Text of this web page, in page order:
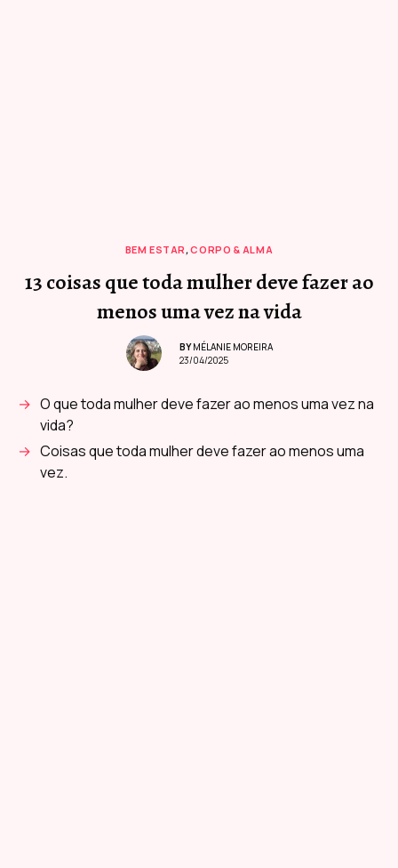
BEM ESTAR,CORPO & ALMA
13 coisas que toda mulher deve fazer ao
menos uma vez na vida
BY MÉLANIE MOREIRA
23/04/2025
O que toda mulher deve fazer ao menos uma vez na
vida?
Coisas que toda mulher deve fazer ao menos uma
vez.